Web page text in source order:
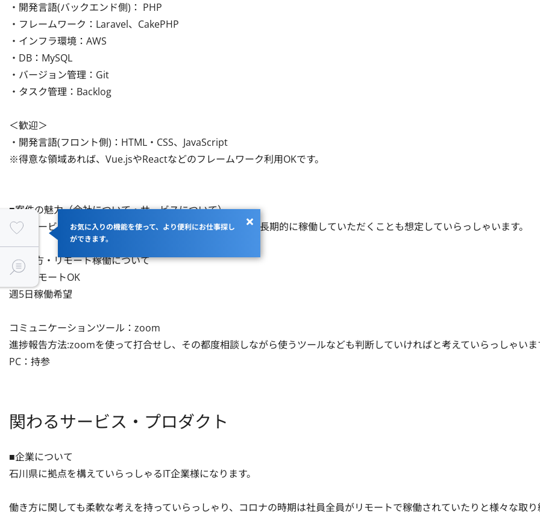
お気に入りの機能を使って、より便利にお仕事探し
ができます。
・開発言語(バックエンド側)： PHP
・フレームワーク：Laravel、CakePHP
・インフラ環境：AWS
・DB：MySQL
・バージョン管理：Git
・タスク管理：Backlog
＜歓迎＞
・開発言語(フロント側)：HTML・CSS、JavaScript
※得意な領域あれば、Vue.jsやReactなどのフレームワーク利用OKです。
■案件の魅力（会社について・サービスについて）
自社サービスの開発という点とマッチングがうまくいけば長期的に稼働していただくことも想定していらっしゃいます。
■働き方・リモート稼働について
フルリモートOK
週5日稼働希望
コミュニケーションツール：zoom
進捗報告方法:zoomを使って打合せし、その都度相談しながら使うツールなども判断していければと考えていらっしゃいま
PC：持参
関わるサービス・プロダクト
■企業について
石川県に拠点を構えていらっしゃるIT企業様になります。
働き方に関しても柔軟な考えを持っていらっしゃり、コロナの時期は社員全員がリモートで稼働されていたりと様々な取